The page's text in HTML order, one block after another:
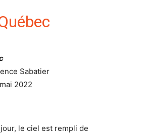
Dufresne
Sabatier
2022
le ciel est rempli de